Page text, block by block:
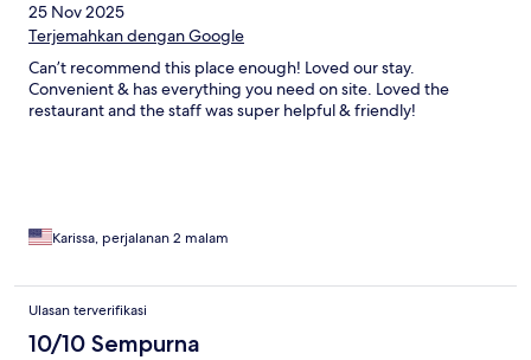
25 Nov 2025
Terjemahkan dengan Google
Can’t recommend this place enough! Loved our stay.
Convenient & has everything you need on site. Loved the
restaurant and the staff was super helpful & friendly!
Karissa, perjalanan 2 malam
Ulasan terverifikasi
10/10 Sempurna